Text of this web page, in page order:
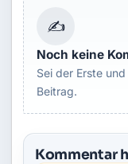
✍
Noch keine
Sei der Erste
Beitrag.
Kommentar